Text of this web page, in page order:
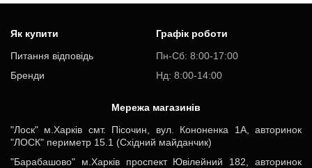
Як купити
Питання відповідь
Бренди
Графік роботи
Пн-Cб: 8:00-17:00
Нд: 8:00-14:00
Мережа магазинів
"Лоск" м.Харків смт. Пісочин, вул. Кононенка 1А, авторинок
"ЛОСК" периметр 15.1 (Східний майданчик)
"Барабашово" м.Харків проспект Ювілейний 182, авторинок